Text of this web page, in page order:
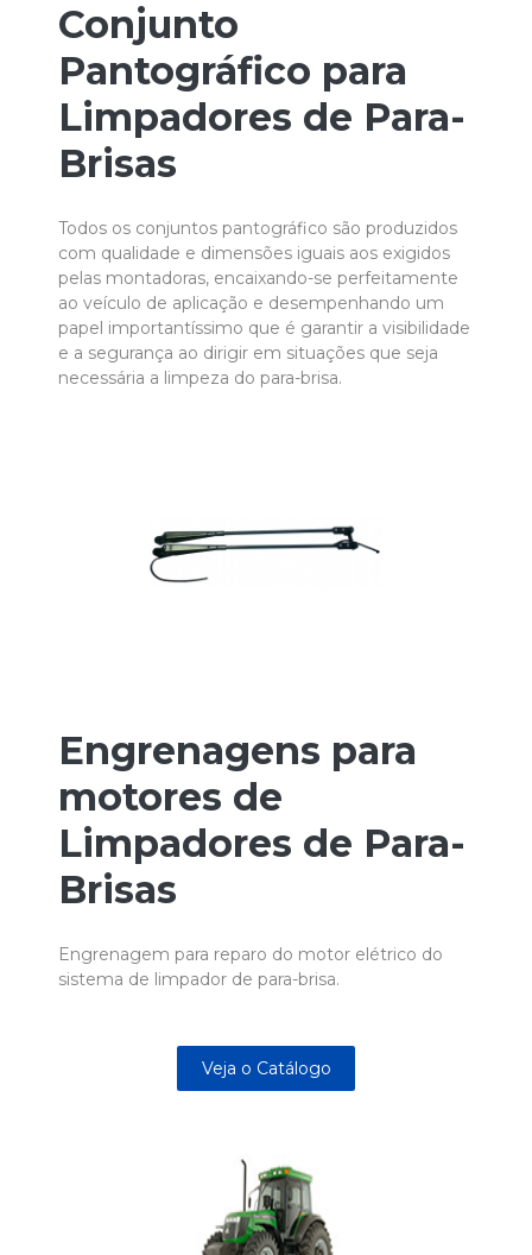
Conjunto
Pantográfico para
Limpadores de Para-
Brisas
Todos os conjuntos pantográfico são produzidos
com qualidade e dimensões iguais aos exigidos
pelas montadoras, encaixando-se perfeitamente
ao veículo de aplicação e desempenhando um
papel importantíssimo que é garantir a visibilidade
e a segurança ao dirigir em situações que seja
necessária a limpeza do para-brisa.
Engrenagens para
motores de
Limpadores de Para-
Brisas
Engrenagem para reparo do motor elétrico do
sistema de limpador de para-brisa.
Veja o Catálogo